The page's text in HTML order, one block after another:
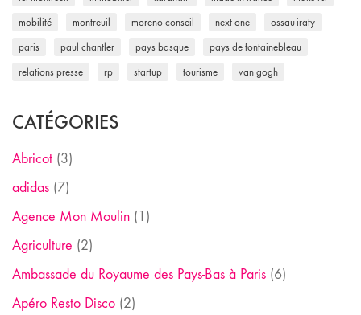
mobilité montreuil moreno conseil next one ossau-iraty
paris paul chantler pays basque pays de fontainebleau
relations presse rp startup tourisme van gogh
CATÉGORIES
Abricot (3)
adidas (7)
Agence Mon Moulin (1)
Agriculture (2)
Ambassade du Royaume des Pays-Bas à Paris (6)
Apéro Resto Disco (2)